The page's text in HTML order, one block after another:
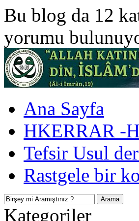
Bu blog da 12
yorumu
Ana Sayfa
HKERRAR -
Tefsir Usul
Rastgele bir
Kategoriler